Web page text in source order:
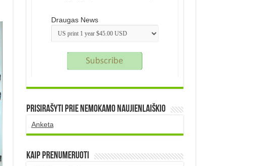
Draugas News
Prisirašyti prie nemokamo naujienlaiškio
Anketa
Kaip prenumeruoti